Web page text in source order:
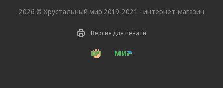
2026 © Хрустальный мир 2019-2021 - интернет-магазин
Версия для печати